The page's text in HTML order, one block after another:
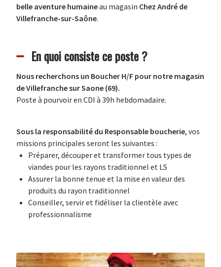
belle aventure humaineau magasin Chez André de
Villefranche-sur-Saône.
En quoi consiste ce poste ?
Nous recherchons un Boucher H/F pour notre magasin
de Villefranche sur Saone (69).
Poste à pourvoir en CDI à 39h hebdomadaire.
Sous la responsabilité du Responsable boucherie, vos
missions principales seront les suivantes :
Préparer, découper et transformer tous types de
viandes pour les rayons traditionnel et LS
Assurer la bonne tenue et la mise en valeur des
produits du rayon traditionnel
Conseiller, servir et fidéliser la clientèle avec
professionnalisme